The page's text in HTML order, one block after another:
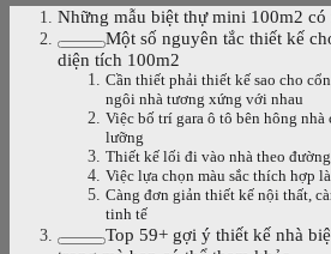
Những mẫu biệt thự mini 100m2
Một số nguyên tắc thiết kế
diện tích 100m2
Cần thiết phải thiết kế sao cho
ngôi nhà tương xứng với nhau
Việc bố trí gara ô tô bên hông
lưỡng
Thiết kế lối đi vào nhà theo
Việc lựa chọn màu sắc thích hợp
Càng đơn giản thiết kế nội thất,
tinh tế
Top 59+ gợi ý thiết kế nhà